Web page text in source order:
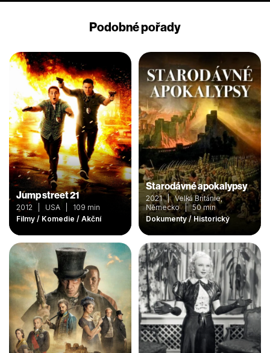
Podobné pořady
Jump street 21
2012 | USA | 109 min
Filmy / Komedie / Akční
Starodávné apokalypsy
2021 | Velká Británie,
Německo | 50 min
Dokumenty / Historický